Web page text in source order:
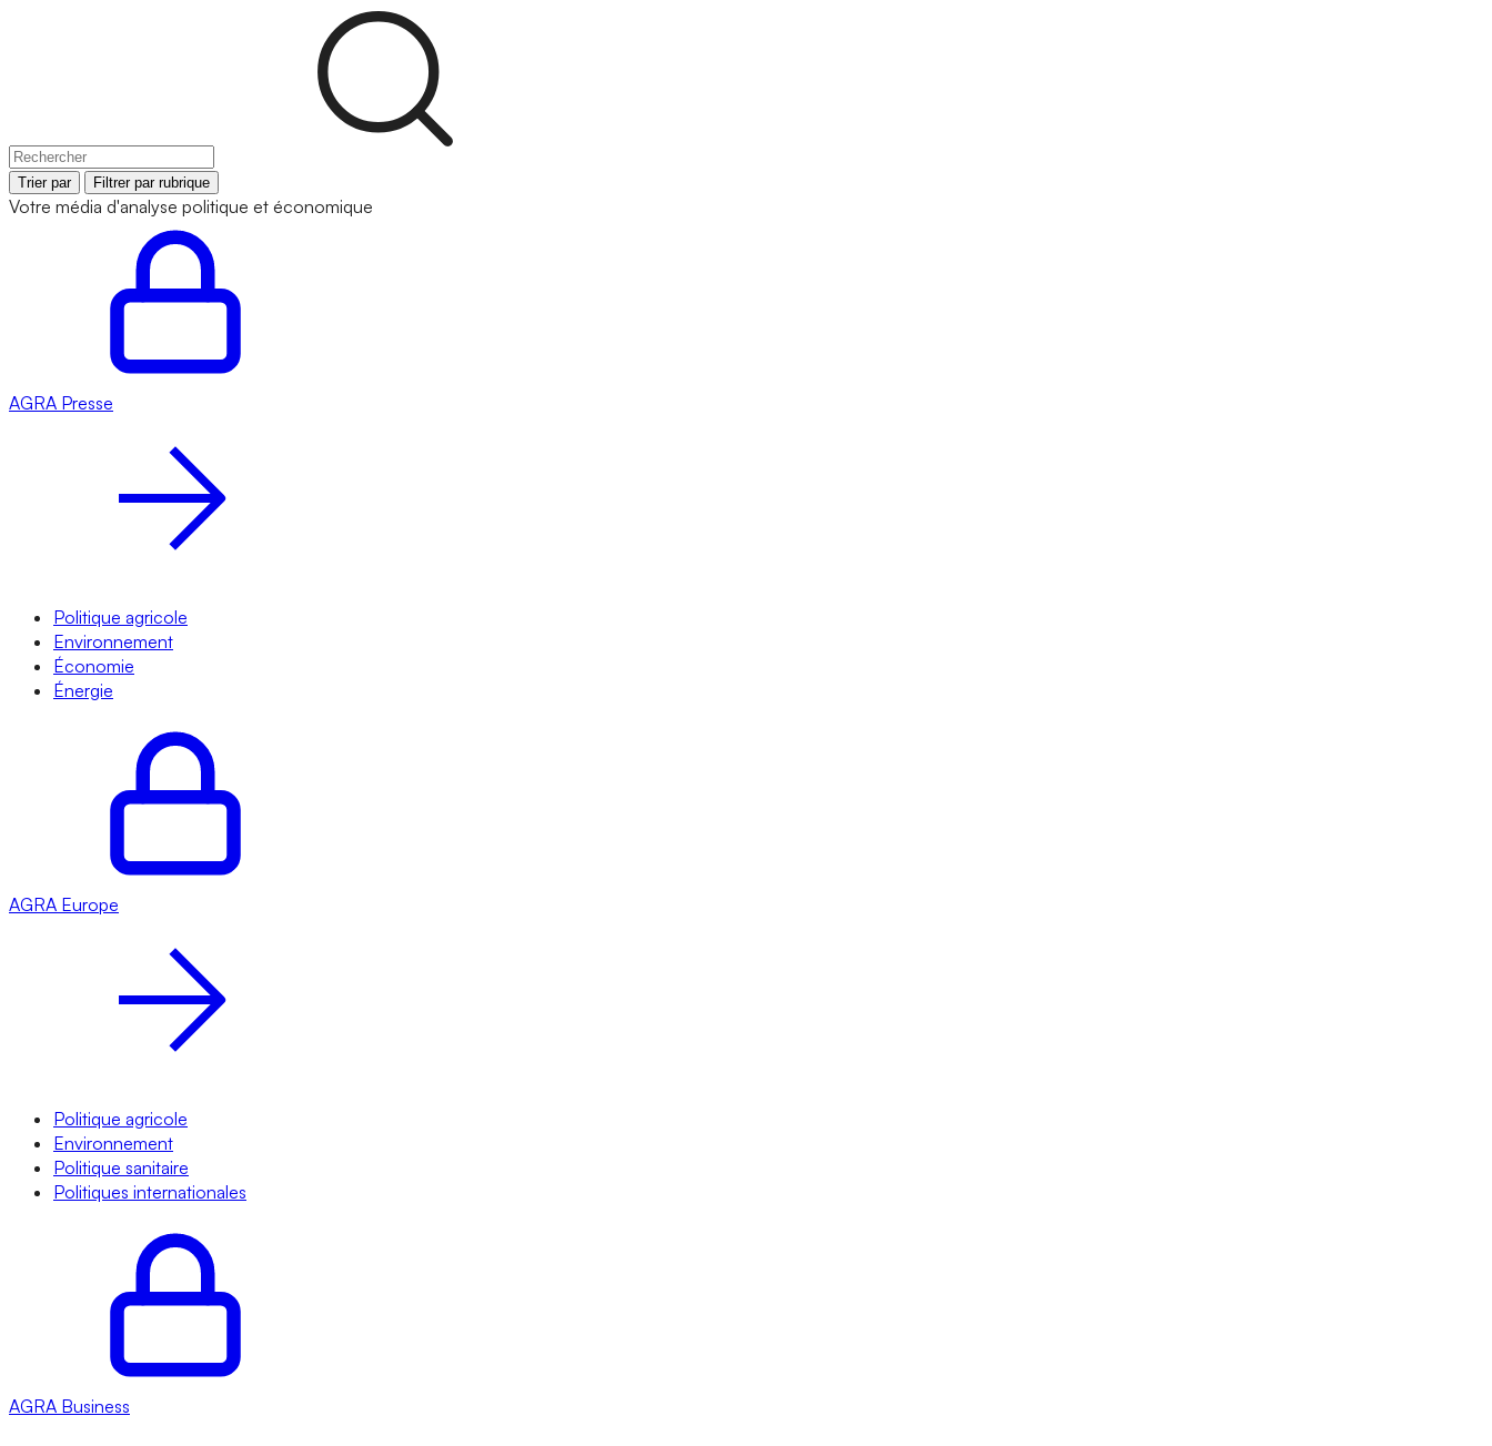
Trier par Filtrer par rubrique
Votre média d'analyse politique et économique
AGRA Presse
Politique agricole
Environnement
Économie
Énergie
AGRA Europe
Politique agricole
Environnement
Politique sanitaire
Politiques internationales
AGRA Business